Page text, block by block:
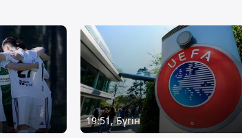
19:51, Бүгін